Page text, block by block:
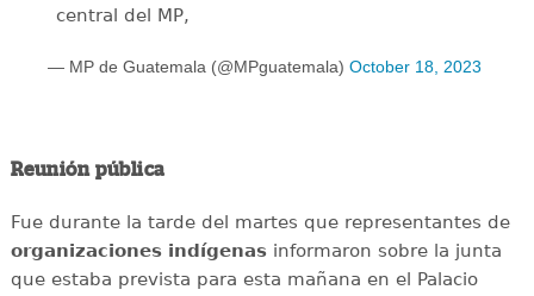
central del MP,
— MP de Guatemala (@MPguatemala) October 18, 2023
Reunión pública
Fue durante la tarde del martes que representantes de
organizaciones indígenasinformaron sobre la junta
que estaba prevista para esta mañana en el Palacio